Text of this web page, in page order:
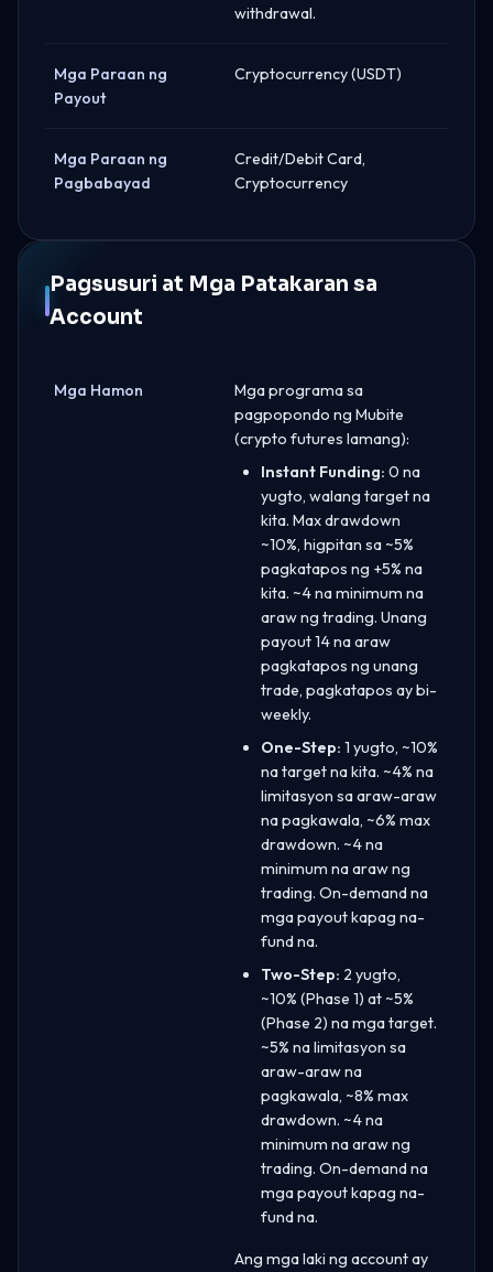
withdrawal.
Mga Paraan ng
Payout
Cryptocurrency (USDT)
Mga Paraan ng
Pagbabayad
Credit/Debit Card,
Cryptocurrency
Pagsusuri at Mga Patakaran sa
Account
Mga Hamon
Mga programa sa
pagpopondo ng Mubite
(crypto futures lamang):
Instant Funding: 0 na
yugto, walang target na
kita. Max drawdown
~10%, higpitan sa ~5%
pagkatapos ng +5% na
kita. ~4 na minimum na
araw ng trading. Unang
payout 14 na araw
pagkatapos ng unang
trade, pagkatapos ay bi-
weekly.
One-Step: 1 yugto, ~10%
na target na kita. ~4% na
limitasyon sa araw-araw
na pagkawala, ~6% max
drawdown. ~4 na
minimum na araw ng
trading. On-demand na
mga payout kapag na-
fund na.
Two-Step: 2 yugto,
~10% (Phase 1) at ~5%
(Phase 2) na mga target.
~5% na limitasyon sa
araw-araw na
pagkawala, ~8% max
drawdown. ~4 na
minimum na araw ng
trading. On-demand na
mga payout kapag na-
fund na.
Ang mga laki ng account ay